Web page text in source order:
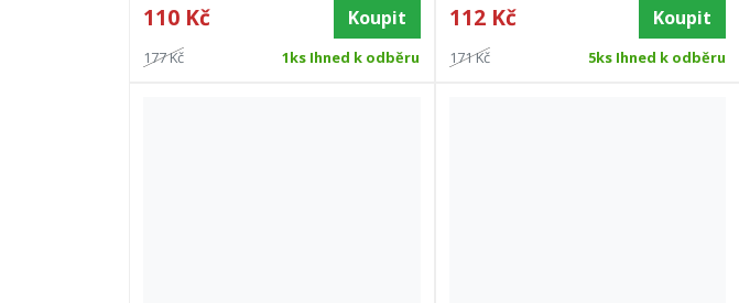
110 Kč Koupit
177 Kč 1ks Ihned k odběru
112 Kč Koupit
171 Kč 5ks Ihned k odběru